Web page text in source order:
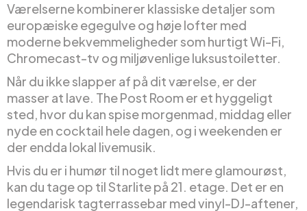
Værelserne kombinerer klassiske detaljer som
europæiske egegulve og høje lofter med
moderne bekvemmeligheder som hurtigt Wi-Fi,
Chromecast-tv og miljøvenlige luksustoiletter.
Når du ikke slapper af på dit værelse, er der
masser at lave. The Post Room er et hyggeligt
sted, hvor du kan spise morgenmad, middag eller
nyde en cocktail hele dagen, og i weekenden er
der endda lokal livemusik.
Hvis du er i humør til noget lidt mere glamourøst,
kan du tage op til Starlite på 21. etage. Det er en
legendarisk tagterrassebar med vinyl-DJ-aftener,